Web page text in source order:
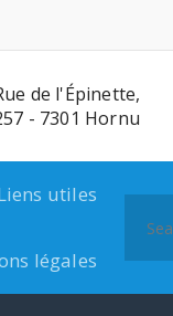
de l'Épinette,
- 7301 Hornu
utiles
légales
for: